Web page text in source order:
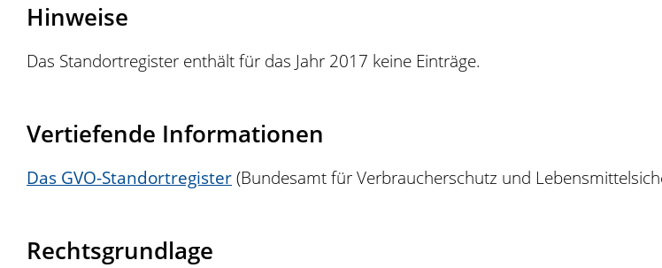
Hinweise
Das Standortregister enthält für das Jahr 2017 keine Einträge.
Vertiefende Informationen
Das GVO-Standortregister(Bundesamt für Verbraucherschutz und
Rechtsgrundlage